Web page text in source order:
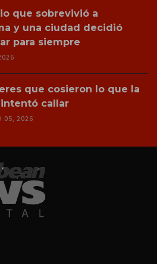
que sobrevivió a
y una ciudad decidió
para siempre
que cosieron lo que la
callar
05, 2026